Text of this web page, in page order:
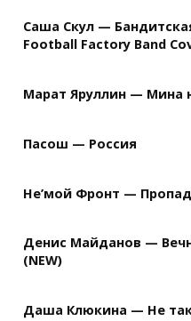
Саша Скул —
Football Factory Band
Марат Яруллин — Мина
Пасош — Россия
Не’мой Фронт —
Денис Майданов —
(NEW)
Даша Клюкина — Не